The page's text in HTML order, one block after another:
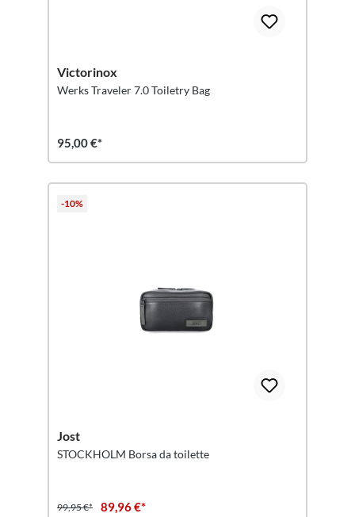
Victorinox
Werks Traveler 7.0 Toiletry Bag
95,00 €*
-10%
Jost
STOCKHOLM Borsa da toilette
99,95 €* 89,96 €*